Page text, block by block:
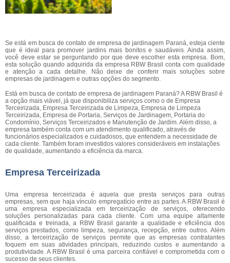
Se está em busca de contato de empresa de jardinagem Paraná, esteja ciente
que é ideal para promover jardins mais bonitos e saudáveis. Ainda assim,
você deve estar se perguntando por que deve escolher esta empresa. Bom,
esta solução quando adquirida da empresa RBW Brasil conta com qualidade
e atenção a cada detalhe. Não deixe de conferir mais soluções sobre
empresas de jardinagem e outras opções do segmento.
Está em busca de contato de empresa de jardinagem Paraná? A RBW Brasil é
a opção mais viável, já que disponibiliza serviços como o de Empresa
Terceirizada, Empresa Terceirizada de Limpeza, Empresa de Limpeza
Terceirizada, Empresa de Portaria, Serviços de Jardinagem, Portaria do
Condomínio, Serviços Terceirizados e Manutenção de Jardim. Além disso, a
empresa também conta com um atendimento qualificado, através de
funcionários especializados e cuidadosos, que entendem a necessidade de
cada cliente. Também foram investidos valores consideráveis em instalações
de qualidade, aumentando a eficiência da marca.
Empresa Terceirizada
Uma empresa terceirizada é aquela que presta serviços para outras
empresas, sem que haja vínculo empregatício entre as partes. A RBW Brasil é
uma empresa especializada em terceirização de serviços, oferecendo
soluções personalizadas para cada cliente. Com uma equipe altamente
qualificada e treinada, a RBW Brasil garante a qualidade e eficiência dos
serviços prestados, como limpeza, segurança, recepção, entre outros. Além
disso, a terceirização de serviços permite que as empresas contratantes
foquem em suas atividades principais, reduzindo custos e aumentando a
produtividade. A RBW Brasil é uma parceira confiável e comprometida com o
sucesso de seus clientes.